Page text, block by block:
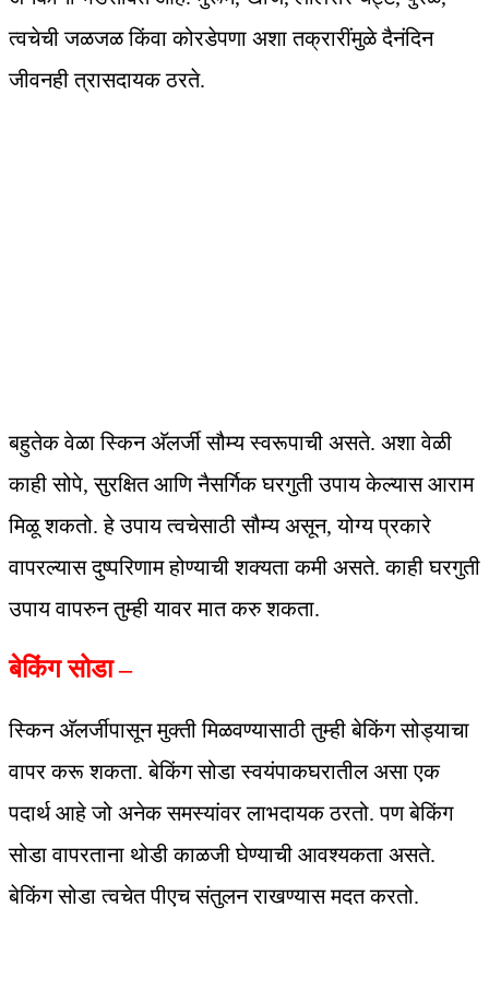
त्वचेची जळजळ किंवा कोरडेपणा अशा तक्रारींमुळे दैनंदिन
जीवनही त्रासदायक ठरते.
बहुतेक वेळा स्किन अ‍ॅलर्जी सौम्य स्वरूपाची असते. अशा वेळी
काही सोपे, सुरक्षित आणि नैसर्गिक घरगुती उपाय केल्यास आराम
मिळू शकतो. हे उपाय त्वचेसाठी सौम्य असून, योग्य प्रकारे
वापरल्यास दुष्परिणाम होण्याची शक्यता कमी असते. काही घरगुती
उपाय वापरुन तुम्ही यावर मात करु शकता.
बेकिंग सोडा –
स्किन अ‍ॅलर्जीपासून मुक्ती मिळवण्यासाठी तुम्ही बेकिंग सोड्याचा
वापर करू शकता. बेकिंग सोडा स्वयंपाकघरातील असा एक
पदार्थ आहे जो अनेक समस्यांवर लाभदायक ठरतो. पण बेकिंग
सोडा वापरताना थोडी काळजी घेण्याची आवश्यकता असते.
बेकिंग सोडा त्वचेत पीएच संतुलन राखण्यास मदत करतो.